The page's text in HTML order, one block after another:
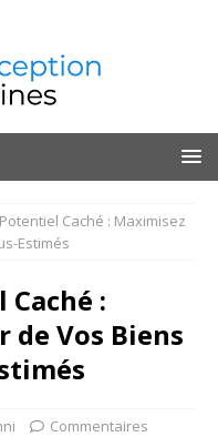
Caché : Maximisez
Estimés
:
de Vos Biens
Commentaires